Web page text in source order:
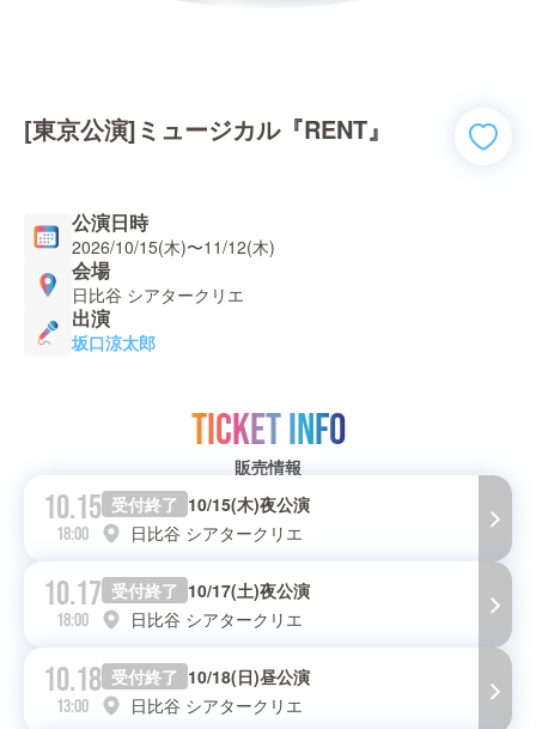
[東京公演]ミュージカル『RENT』
公演日時
2026/10/15(木)〜11/12(木)
会場
日比谷 シアタークリエ
出演
坂口涼太郎
TICKET INFO
販売情報
10.15
18:00
受付終了 10/15(木)夜公演
日比谷 シアタークリエ
10.17
18:00
受付終了 10/17(土)夜公演
日比谷 シアタークリエ
10.18
13:00
受付終了 10/18(日)昼公演
日比谷 シアタークリエ